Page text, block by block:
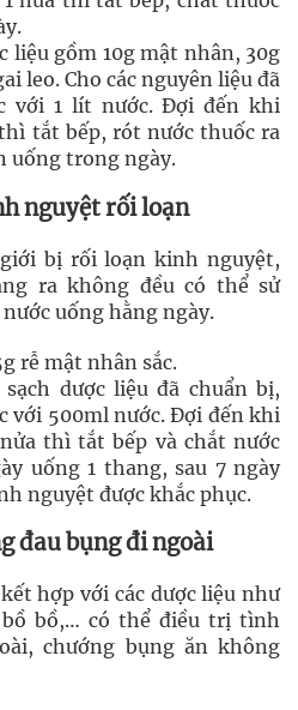
liệu gồm 10g mật nhân, 30g
leo. Cho các nguyên liệu đã
với 1 lít nước. Đợi đến khi
tắt bếp, rót nước thuốc ra
uống trong ngày.
nguyệt rối loạn
bị rối loạn kinh nguyệt,
ra không đều có thể sử
uống hằng ngày.
rễ mật nhân sắc.
sạch dược liệu đã chuẩn bị,
với 500ml nước. Đợi đến khi
thì tắt bếp và chắt nước
uống 1 thang, sau 7 ngày
nguyệt được khắc phục.
đau bụng đi ngoài
hợp với các dược liệu như
bồ,… có thể điều trị tình
chướng bụng ăn không